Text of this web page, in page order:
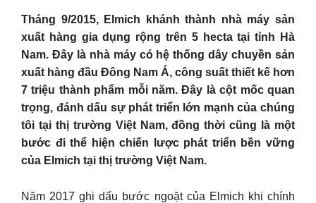
Tháng 9/2015, Elmich khánh thành nhà máy sản
xuất hàng gia dụng rộng trên 5 hecta tại tỉnh Hà
Nam. Đây là nhà máy có hệ thống dây chuyền sản
xuất hàng đầu Đông Nam Á, công suất thiết kế hơn
7 triệu thành phẩm mỗi năm. Đây là cột mốc quan
trọng, đánh dấu sự phát triển lớn mạnh của chúng
tôi tại thị trường Việt Nam, đồng thời cũng là một
bước đi thể hiện chiến lược phát triển bền vững
của Elmich tại thị trường Việt Nam.
Năm 2017 ghi dấu bước ngoặt của Elmich khi chính